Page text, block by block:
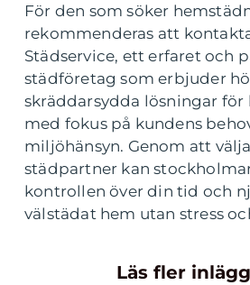
För den som söker
rekommenderas att
Städservice, ett erfaret och
städföretag som erbjuder
skräddarsydda lösningar
med fokus på kundens
miljöhänsyn. Genom att
städpartner kan
kontrollen över din tid och
välstädat hem utan stress
Läs fler